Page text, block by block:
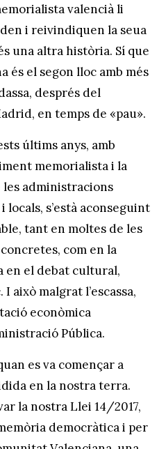
valencià li
i reivindiquen la seua
una altra història. Sí que
és el segon lloc amb més
després del
en temps de «pau».
últims anys, amb
memorialista i la
les administracions
s’està aconseguint
tant en moltes de les
com en la
en el debat cultural,
això malgrat l’escassa,
econòmica
Pública.
es va començar a
en la nostra terra.
la nostra Llei 14/2017,
democràtica i per